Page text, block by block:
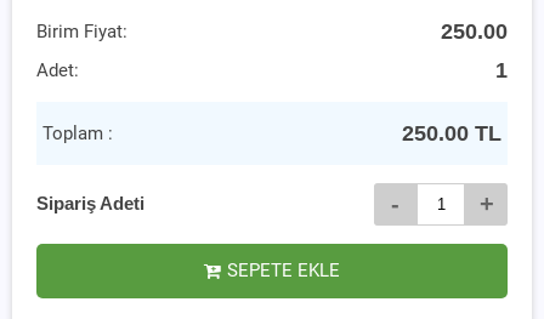
Birim Fiyat: 250.00
Adet: 1
Toplam : 250.00 TL
Sipariş Adeti - +
SEPETE EKLE